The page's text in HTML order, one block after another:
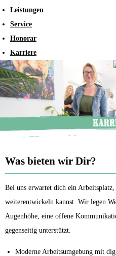
Leistungen
Service
Honorar
Karriere
Was bieten wir Dir?
Bei uns erwartet dich ein
weiterentwickeln kannst. Wir legen
Augenhöhe, eine offene
gegenseitig unterstützt.
Moderne Arbeitsumgebung mit